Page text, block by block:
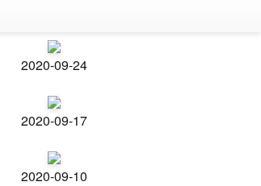
2020-09-24
2020-09-17
2020-09-10